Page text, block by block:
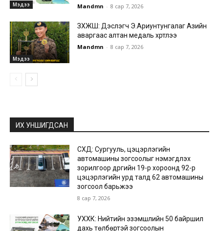
Мэдээ Mandmn - 8 сар 7, 2026
Мэдээ
ЗХЖШ: Дэслэгч Э.Ариунтунгалаг Азийн
аваргаас алтан медаль хүртлээ
Mandmn - 8 сар 7, 2026
ИХ УНШИГДСАН
СХД: Сургууль, цэцэрлэгийн
автомашины зогсоолыг нэмэгдүүлэх
зорилгоор дүүргийн 19-р хороонд 92-р
цэцэрлэгийн урд талд 62 автомашины
зогсоол барьжээ
8 сар 7, 2026
УХХК: Нийтийн эзэмшлийн 50 байршил
дахь төлбөртэй зогсоолын